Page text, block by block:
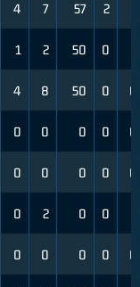
4 7 57 2
1 2 50 0
4 8 50 0 0
0 0 0 0 0
0 0 0 0 0
0 2 0 0
0 0 0 0 0